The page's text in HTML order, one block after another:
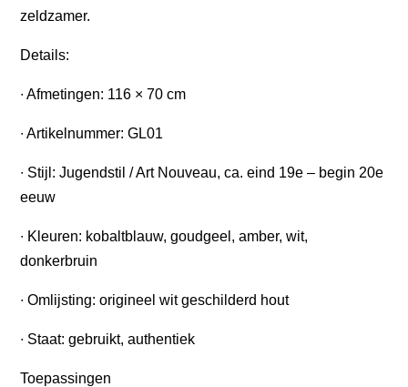
zeldzamer.
Details:
∙ Afmetingen: 116 × 70 cm
∙ Artikelnummer: GL01
∙ Stijl: Jugendstil / Art Nouveau, ca. eind 19e – begin 20e
eeuw
∙ Kleuren: kobaltblauw, goudgeel, amber, wit,
donkerbruin
∙ Omlijsting: origineel wit geschilderd hout
∙ Staat: gebruikt, authentiek
Toepassingen